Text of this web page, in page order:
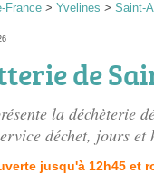
France > Yvelines > Saint-
de
la déchèterie
déchet, jours
jusqu'à 12h45 et